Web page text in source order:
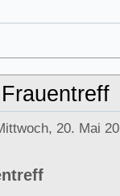
20. Mai